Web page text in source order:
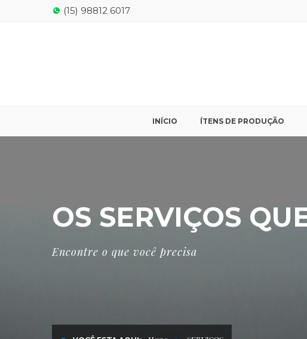
(15) 98812 6017
INÍCIO ÍTENS DE PRODUÇÃO
OS SERVIÇOS
Encontre o que você precisa